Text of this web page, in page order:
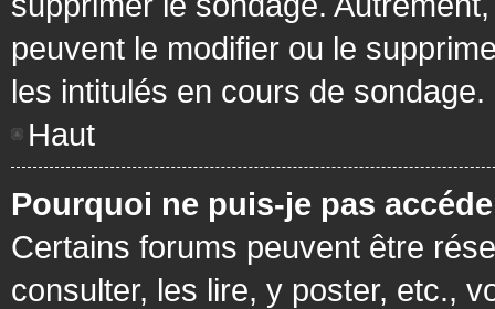
peuvent le modifier ou le
les intitulés en cours de sondage.
Haut
Pourquoi ne puis-je pas
Certains forums peuvent être
consulter, les lire, y poster, etc.,